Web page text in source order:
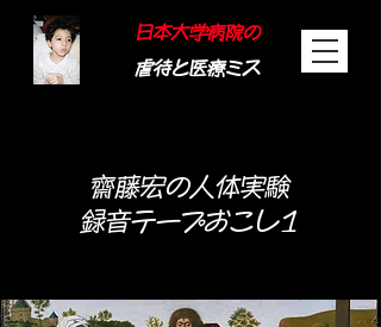
日本大学病院の
虐待と医療ミス
​齋藤宏の人体実験
録音テープ​おこし1